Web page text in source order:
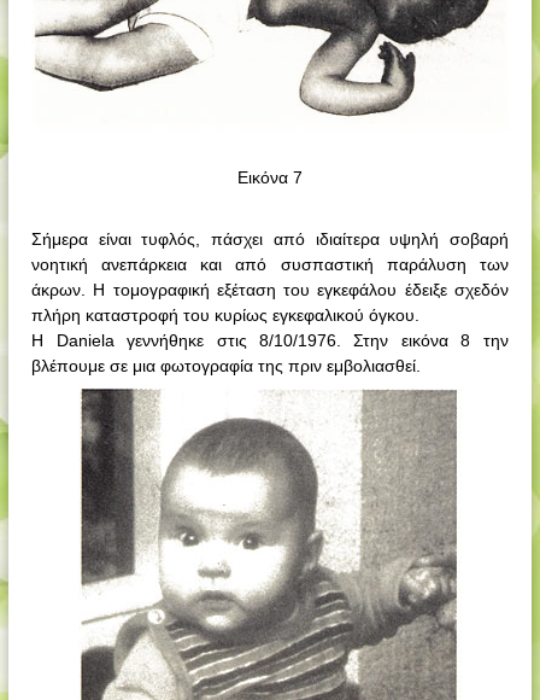
Εικόνα 7
Σήμερα είναι τυφλός, πάσχει από ιδιαίτερα υψηλή σοβαρή
νοητική ανεπάρκεια και από συσπαστική παράλυση των
άκρων. Η τομογραφική εξέταση του εγκεφάλου έδειξε σχεδόν
πλήρη καταστροφή του κυρίως εγκεφαλικού όγκου.
Η Daniela γεννήθηκε στις 8/10/1976. Στην εικόνα 8 την
βλέπουμε σε μια φωτογραφία της πριν εμβολιασθεί.